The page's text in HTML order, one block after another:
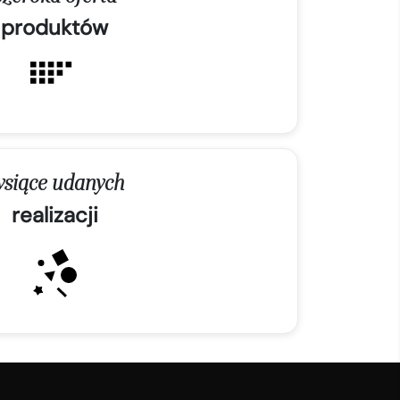
produktów
udanych
realizacji